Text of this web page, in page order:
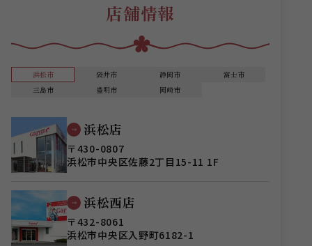
店舗情報
浜松市 袋井市 静岡市
富士市
三島市
豊明市 岡崎市
浜松店
〒430-0807
浜松市中央区佐藤2丁目15-11 1F
浜松西店
〒432-8061
浜松市中央区入野町6182-1